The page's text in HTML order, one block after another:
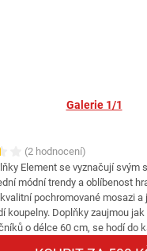
Galerie 1/1
(2 hodnocení)
Element se vyznačují svým
módní trendy a oblíbenost
pochromované mosazi a
koupelny. Doplňky zaujmou
o délce 60 cm, se hodí do